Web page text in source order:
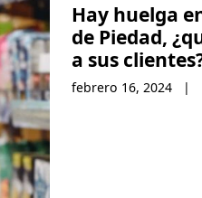
Hay huelga
de Piedad,
a sus
febrero 16, 2024 |